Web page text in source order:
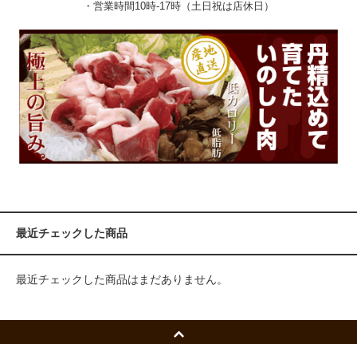
・営業時間10時-17時（土日祝は店休日）
最近チェックした商品
最近チェックした商品はまだありません。